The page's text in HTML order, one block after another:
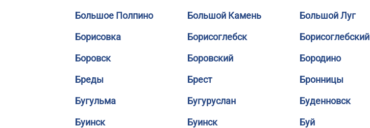
Большое Полпино
Большой Камень Большой Луг
Борисовка
Борисоглебск Борисоглебский
Боровск
Боровский Бородино
Бреды
Брест Бронницы
Бугульма
Бугуруслан Буденновск
Буинск
Буинск Буй